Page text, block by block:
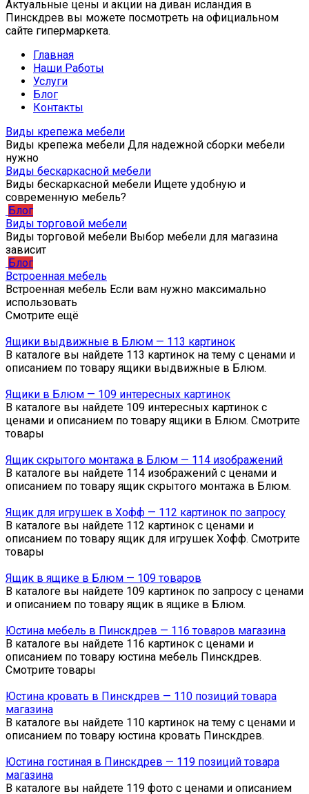
Актуальные цены и акции на диван исландия в
Пинскдрев вы можете посмотреть на официальном
сайте гипермаркета.
Главная
Наши Работы
Услуги
Блог
Контакты
Виды крепежа мебели
Виды крепежа мебели Для надежной сборки мебели
нужно
Виды бескаркасной мебели
Виды бескаркасной мебели Ищете удобную и
современную мебель?
Блог
Виды торговой мебели
Виды торговой мебели Выбор мебели для магазина
зависит
Блог
Встроенная мебель
Встроенная мебель Если вам нужно максимально
использовать
Смотрите ещё
Ящики выдвижные в Блюм — 113 картинок
В каталоге вы найдете 113 картинок на тему с ценами и
описанием по товару ящики выдвижные в Блюм.
Ящики в Блюм — 109 интересных картинок
В каталоге вы найдете 109 интересных картинок с
ценами и описанием по товару ящики в Блюм. Смотрите
товары
Ящик скрытого монтажа в Блюм — 114 изображений
В каталоге вы найдете 114 изображений с ценами и
описанием по товару ящик скрытого монтажа в Блюм.
Ящик для игрушек в Хофф — 112 картинок по запросу
В каталоге вы найдете 112 картинок с ценами и
описанием по товару ящик для игрушек Хофф. Смотрите
товары
Ящик в ящике в Блюм — 109 товаров
В каталоге вы найдете 109 картинок по запросу с ценами
и описанием по товару ящик в ящике в Блюм.
Юстина мебель в Пинскдрев — 116 товаров магазина
В каталоге вы найдете 116 картинок с ценами и
описанием по товару юстина мебель Пинскдрев.
Смотрите товары
Юстина кровать в Пинскдрев — 110 позиций товара
магазина
В каталоге вы найдете 110 картинок на тему с ценами и
описанием по товару юстина кровать Пинскдрев.
Юстина гостиная в Пинскдрев — 119 позиций товара
магазина
В каталоге вы найдете 119 фото с ценами и описанием